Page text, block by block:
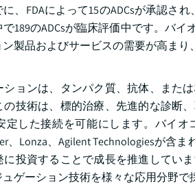
、FDAによって15のADCsが承認さ
189のADCsが臨床評価中です。バ
製品およびサービスの需要が高まり
ョンは、タンパク質、抗体、また
技術は、標的治療、先進的な診断
した接続を可能にします。バイオ
、Lonza、Agilent Technologiesが
投資することで成長を推進してい
ゲーション技術を様々な応用分野で